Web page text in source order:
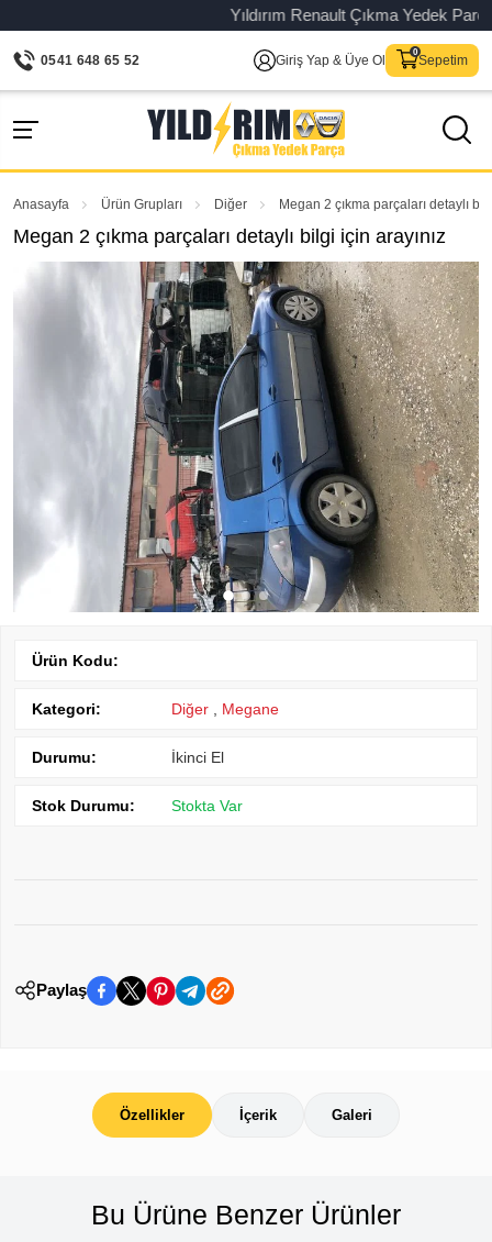
Yıldırım Renault Çıkma Yedek
0541 648 65 52 Giriş Yap & Üye Ol Sepetim
Anasayfa Ürün Grupları Diğer Megan 2 çıkma parçaları detaylı
Megan 2 çıkma parçaları detaylı bilgi için arayınız
Ürün Kodu:
Kategori: Diğer Megane
Durumu: İkinci El
Stok Durumu: Stokta Var
Paylaş
Özellikler İçerik Galeri
Bu Ürüne Benzer Ürünler